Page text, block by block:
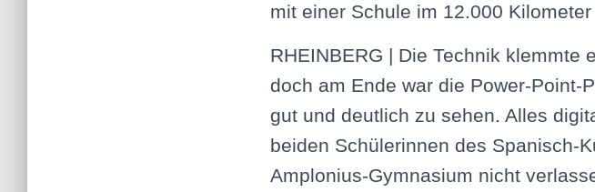
mit einer Schule im 12.000
RHEINBERG | Die Technik klemmte
doch am Ende war die Power-Point-
gut und deutlich zu sehen. Alles
beiden Schülerinnen des Spanisch-
Amplonius-Gymnasium nicht